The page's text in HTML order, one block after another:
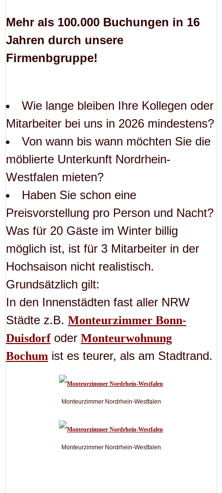
Mehr als 100.000 Buchungen in 16
Jahren durch unsere
Firmenbgruppe!
Wie lange bleiben Ihre Kollegen oder
Mitarbeiter bei uns in 2026 mindestens?
Von wann bis wann möchten Sie die
möblierte Unterkunft Nordrhein-
Westfalen mieten?
Haben Sie schon eine
Preisvorstellung pro Person und Nacht?
Was für 20 Gäste im Winter billig
möglich ist, ist für 3 Mitarbeiter in der
Hochsaison nicht realistisch.
Grundsätzlich gilt:
In den Innenstädten fast aller NRW
Städte z.B. Monteurzimmer Bonn-
Duisdorfoder Monteurwohnung
Bochum ist es teurer, als am Stadtrand.
Monteurzimmer Nordrhein-Westfalen
Monteurzimmer Nordrhein-Westfalen